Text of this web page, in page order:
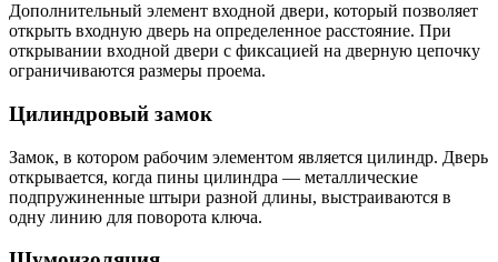
Дополнительный элемент входной двери, который позволяет
открыть входную дверь на определенное расстояние. При
открывании входной двери с фиксацией на дверную цепочку
ограничиваются размеры проема.
Цилиндровый замок
Замок, в котором рабочим элементом является цилиндр. Дверь
открывается, когда пины цилиндра — металлические
подпружиненные штыри разной длины, выстраиваются в
одну линию для поворота ключа.